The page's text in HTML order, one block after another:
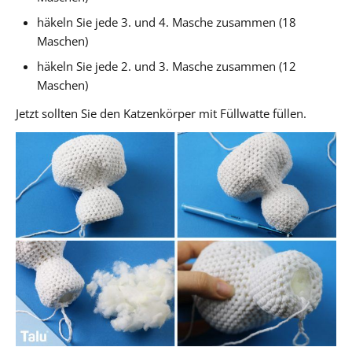
häkeln Sie jede 3. und 4. Masche zusammen (18
Maschen)
häkeln Sie jede 2. und 3. Masche zusammen (12
Maschen)
Jetzt sollten Sie den Katzenkörper mit Füllwatte füllen.